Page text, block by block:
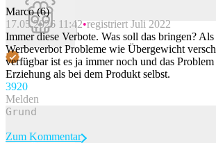
Beitrag melden
Marco (6)
17.05.2026 11:42 registriert Juli 2022
Immer diese Verbote. Was soll das bringen?
Werbeverbot Probleme wie Übergewicht
verfügbar ist es ja immer noch und das
Erziehung als bei dem Produkt selbst.
3920
Melden
Zum Kommentar